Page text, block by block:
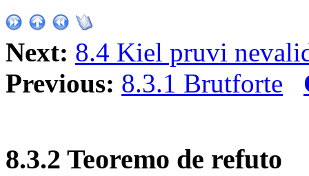
Next: 8.4 Kiel pruvi
Previous: 8.3.1 Brutforte
8.3.2 Teoremo de refuto